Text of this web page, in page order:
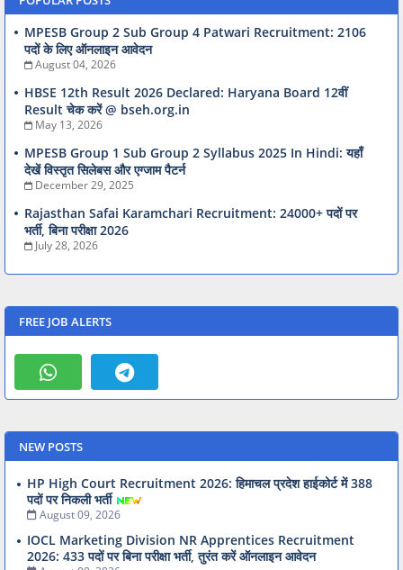
MPESB Group 2 Sub Group 4 Patwari Recruitment: 2106
पदों के लिए ऑनलाइन आवेदन
August 04, 2026
HBSE 12th Result 2026 Declared: Haryana Board 12वीं
Result चेक करें @ bseh.org.in
May 13, 2026
MPESB Group 1 Sub Group 2 Syllabus 2025 In Hindi: यहाँ
देखें विस्तृत सिलेबस और एग्जाम पैटर्न
December 29, 2025
Rajasthan Safai Karamchari Recruitment: 24000+ पदों पर
भर्ती, बिना परीक्षा 2026
July 28, 2026
FREE JOB ALERTS
NEW POSTS
HP High Court Recruitment 2026: हिमाचल प्रदेश हाईकोर्ट में 388
पदों पर निकली भर्ती
August 09, 2026
IOCL Marketing Division NR Apprentices Recruitment
2026: 433 पदों पर बिना परीक्षा भर्ती, तुरंत करें ऑनलाइन आवेदन